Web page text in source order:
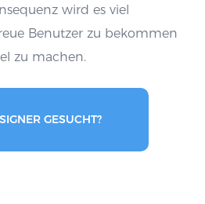
wird es viel
Benutzer zu bekommen
zu machen.
GESUCHT?